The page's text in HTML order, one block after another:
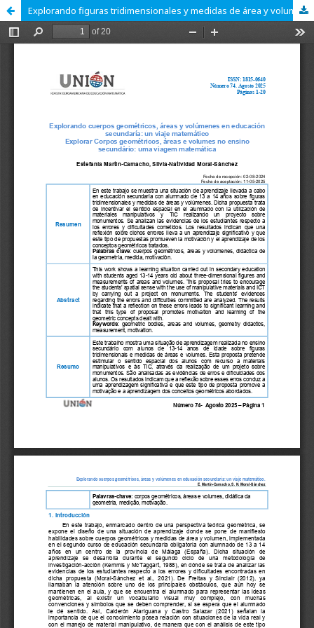
Explorando figuras tridimensionales y medidas de área y volumen en 2º E.S.O. a través de un viaje por los monumentos